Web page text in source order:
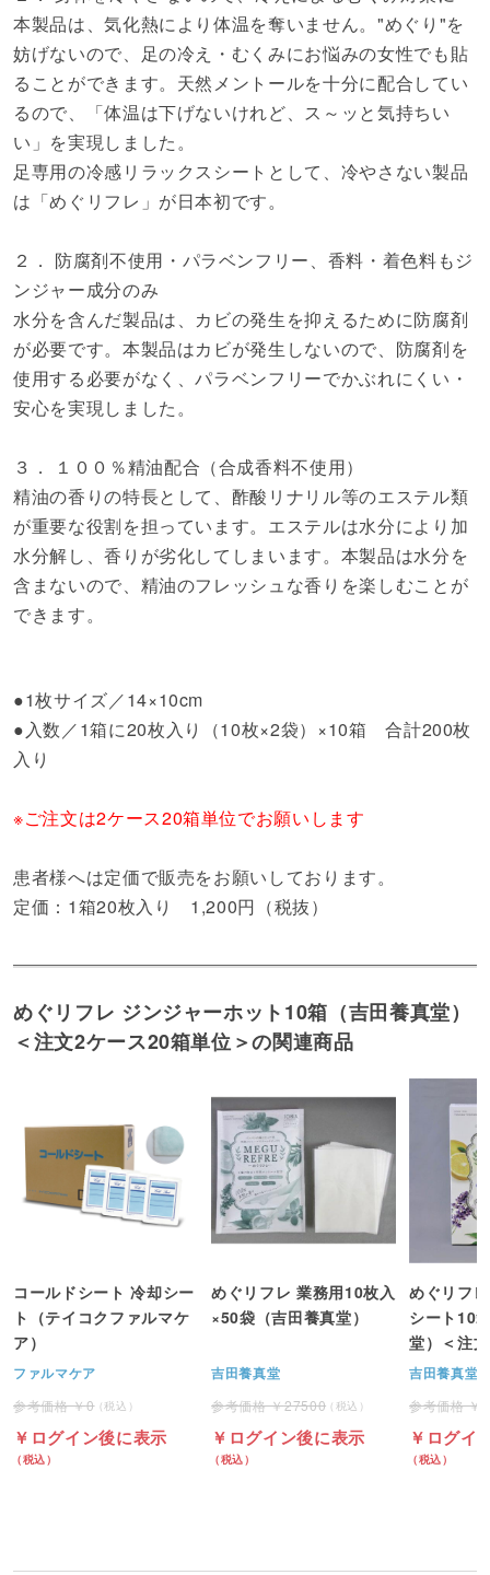
本製品は、気化熱により体温を奪いません。"めぐり"を
妨げないので、足の冷え・むくみにお悩みの女性でも貼
ることができます。天然メントールを十分に配合してい
るので、「体温は下げないけれど、ス～ッと気持ちい
い」を実現しました。
足専用の冷感リラックスシートとして、冷やさない製品
は「めぐリフレ」が日本初です。
２． 防腐剤不使用・パラベンフリー、香料・着色料もジ
ンジャー成分のみ
水分を含んだ製品は、カビの発生を抑えるために防腐剤
が必要です。本製品はカビが発生しないので、防腐剤を
使用する必要がなく、パラベンフリーでかぶれにくい・
安心を実現しました。
３． １００％精油配合（合成香料不使用）
精油の香りの特長として、酢酸リナリル等のエステル類
が重要な役割を担っています。エステルは水分により加
水分解し、香りが劣化してしまいます。本製品は水分を
含まないので、精油のフレッシュな香りを楽しむことが
できます。
●1枚サイズ／14×10cm
●入数／1箱に20枚入り（10枚×2袋）×10箱 合計200枚
入り
※ご注文は2ケース20箱単位でお願いします
患者様へは定価で販売をお願いしております。
定価：1箱20枚入り 1,200円（税抜）
めぐリフレ ジンジャーホット10箱（吉田養真堂）
＜注文2ケース20箱単位＞の関連商品
コールドシート 冷却シー
ト（テイコクファルマケ
ア）
ファルマケア
0
ログイン後に表示
めぐリフレ 業務用10枚入
×50袋（吉田養真堂）
吉田養真堂
27500
ログイン後に表示
めぐリフ
シート10
堂）＜注
単位＞
吉田養真堂
ログイ